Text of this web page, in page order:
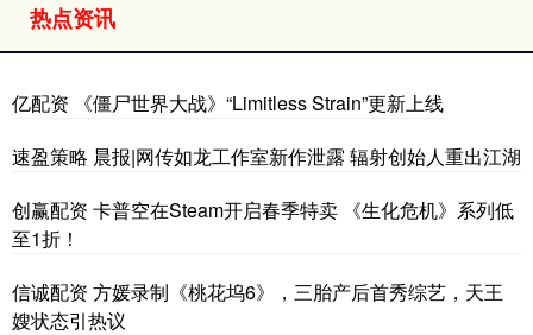
热点资讯
亿配资 《僵尸世界大战》“Limitless Strain”更新上线
速盈策略 晨报|网传如龙工作室新作泄露 辐射创始人重出江湖
创赢配资 卡普空在Steam开启春季特卖 《生化危机》系列低
至1折！
信诚配资 方媛录制《桃花坞6》，三胎产后首秀综艺，天王
嫂状态引热议